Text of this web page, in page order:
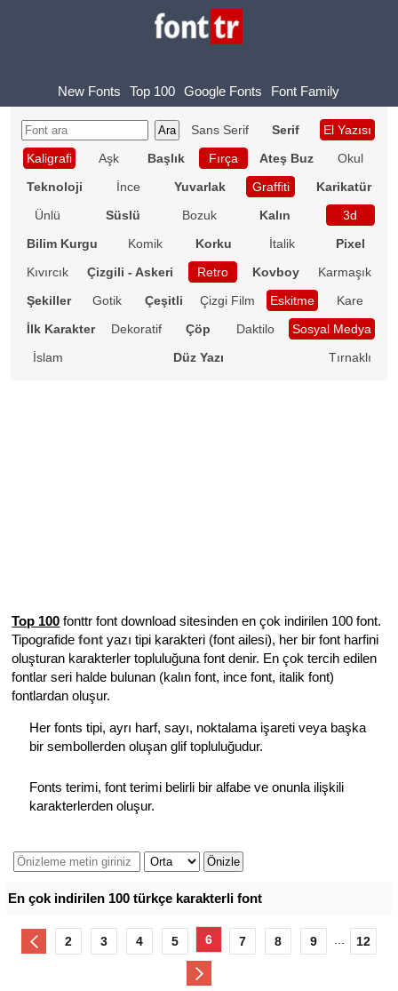
New Fonts Top 100 Google Fonts Font Family
Sans Serif Serif
El Yazısı
Kaligrafi
Aşk Başlık Fırça Ateş Buz
Okul
Teknoloji
İnce Yuvarlak Graffiti
Karikatür
Ünlü
Süslü Bozuk Kalın
3d
Bilim Kurgu
Komik Korku İtalik
Pixel
Kıvırcık
Çizgili - Askeri Retro Kovboy
Karmaşık
Şekiller
Gotik Çeşitli Çizgi Film Eskitme
Kare
İlk Karakter
Dekoratif Çöp Daktilo
Sosyal Medya
İslam
Düz Yazı Tırnaklı
Top 100 fonttr font download sitesinden en çok indirilen 100 font.
Tipografidefont yazı tipi karakteri (font ailesi), her bir font harfini
oluşturan karakterler topluluğuna font denir. En çok tercih edilen
fontlar seri halde bulunan (kalın font, ince font, italik font)
fontlardan oluşur.
Her fonts tipi, ayrı harf, sayı, noktalama işareti veya başka
bir sembollerden oluşan glif topluluğudur.
Fonts terimi, font terimi belirli bir alfabe ve onunla ilişkili
karakterlerden oluşur.
En çok indirilen 100 türkçe karakterli font
2 3 4 5 6 7 8 9 12